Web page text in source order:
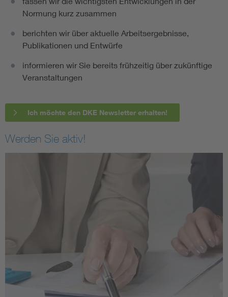
Normung kurz zusammen
berichten wir über aktuelle Arbeitsergebnisse,
Publikationen und Entwürfe
informieren wir Sie bereits frühzeitig über zukünftige
Veranstaltungen
Ich möchte den DKE Newsletter erhalten!
Werden Sie aktiv!